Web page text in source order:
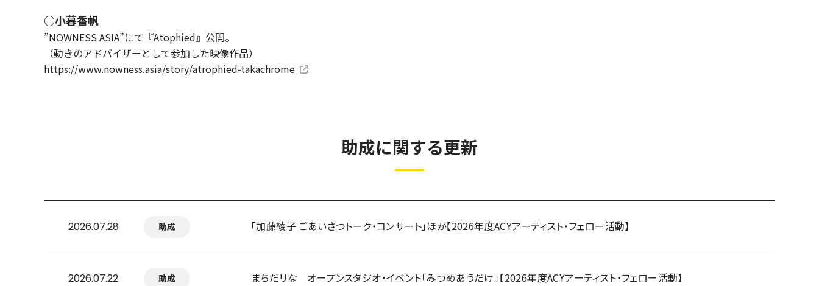
○小暮香帆
”NOWNESS ASIA”にて『Atophied』公開。
（動きのアドバイザーとして参加した映像作品）
https://www.nowness.asia/story/atrophied-takachrome
助成に関する更新
2026.07.28 助成 「加藤綾子 ごあいさつトーク・コンサート」ほか【2026年度ACYアーティスト・フェロー活動】
2026.07.22 助成 まちだリな オープンスタジオ・イベント「みつめあうだけ」【2026年度ACYアーティスト・フェロー活動】